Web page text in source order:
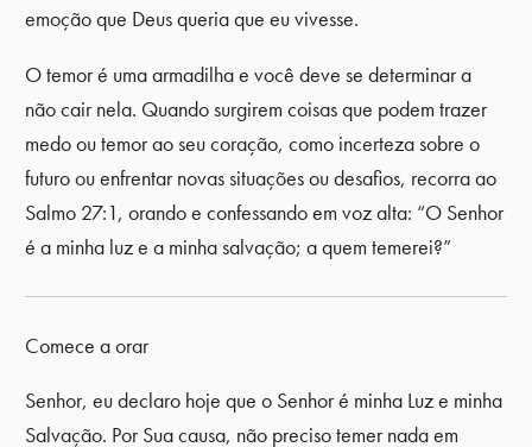
emoção que Deus queria que eu vivesse.
O temor é uma armadilha e você deve se determinar a
não cair nela. Quando surgirem coisas que podem trazer
medo ou temor ao seu coração, como incerteza sobre o
futuro ou enfrentar novas situações ou desafios, recorra ao
Salmo 27:1, orando e confessando em voz alta: “O Senhor
é a minha luz e a minha salvação; a quem temerei?”
Comece a orar
Senhor, eu declaro hoje que o Senhor é minha Luz e minha
Salvação. Por Sua causa, não preciso temer nada em